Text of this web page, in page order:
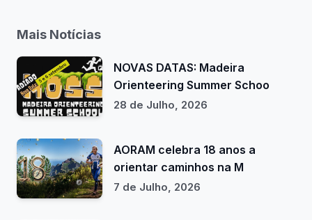
Mais Notícias
NOVAS DATAS: Madeira
Orienteering Summer Schoo
28 de Julho, 2026
AORAM celebra 18 anos a
orientar caminhos na M
7 de Julho, 2026